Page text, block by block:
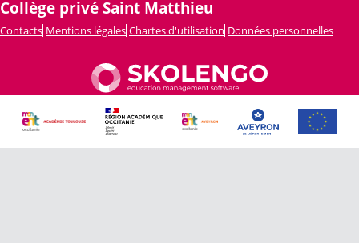
Collège privé Saint Matthieu
Contacts Mentions légales Chartes d'utilisation Données personnelles